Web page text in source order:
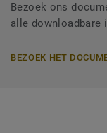
Bezoek ons
alle downloadbare
BEZOEK HET